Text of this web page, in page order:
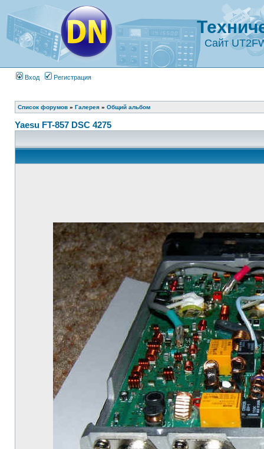
Сайт
Вход Регистрация
Список форумов » Галерея » Общий альбом
Yaesu FT-857 DSC 4275